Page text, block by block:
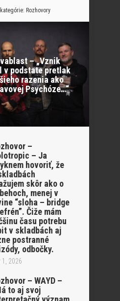
Rozhovory
– „Vznik
v podstate pretlak
razenia ako
Psychóze…“
–
– Ja
hovoriť, že
skôr ako o
menej v
“sloha – bridge
Čiže mám
času potrebu
v skladbách aj
postranné
odbočky.
1, 2026
– WAYD –
to aj svoj